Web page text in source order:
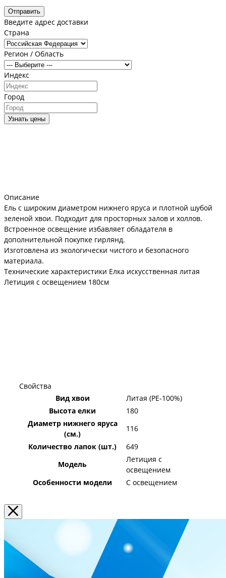
Отправить
Введите адрес доставки
Страна
Регион / Область
Индекс
Город
Узнать цены
Описание
Ель с широким диаметром нижнего яруса и плотной шубой
зеленой хвои. Подходит для просторных залов и холлов.
Встроенное освещение избавляет обладателя в
дополнительной покупке гирлянд.
Изготовлена из экологически чистого и безопасного
материала.
Технические характеристики Елка искусственная литая
Летиция с освещением 180см
Свойства
Вид хвои
Литая (PE-100%)
Высота елки
180
Диаметр нижнего яруса
(см.)
116
Количество лапок (шт.)
649
Модель
Летиция с
освещением
Особенности модели
С освещением